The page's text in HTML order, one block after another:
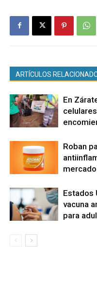
ARTÍCULOS
En
Roban
mercado
Estados
vacuna
para